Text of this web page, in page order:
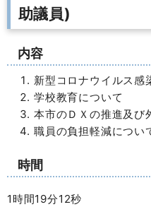
助議員)
内容
新型コロナウイルス感
学校教育について
本市のＤＸの推進及び
職員の負担軽減につい
時間
1時間19分12秒